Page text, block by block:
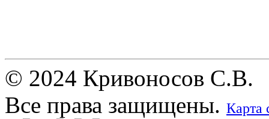
© 2024 Кривоносов С.В.
Все права защищены. Карта